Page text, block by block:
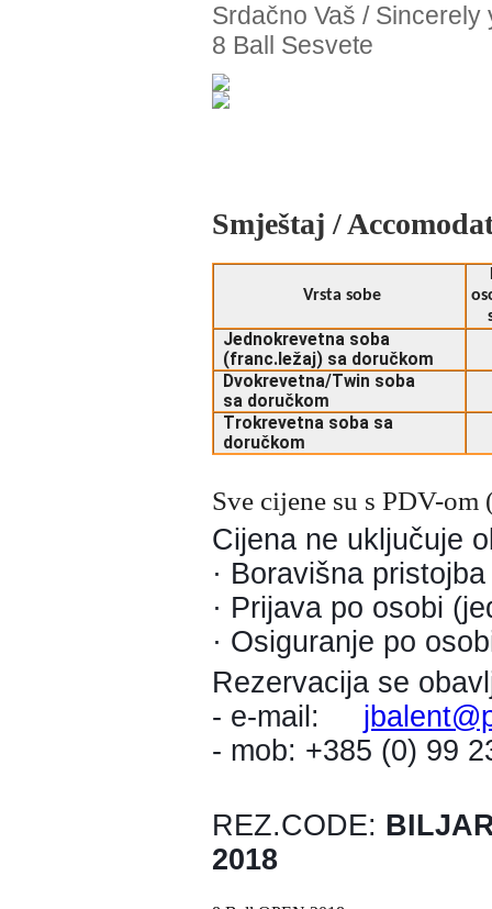
Srdačno Vaš / Sincerely
8 Ball Sesvete
Smještaj /
Vrsta sobe
Jednokrevetna soba
(franc.ležaj) sa doručkom
Dvokrevetna/Twin soba
sa doručkom
Trokrevetna soba sa
doručkom
Sve cijene su s PDV-om
Cijena ne uključuje
· Boravišna
· Prijava po osobi
· Osiguranje po
Rezervacija se
- e-mail:
- mob: +385 (0) 99
REZ.CODE:
2018